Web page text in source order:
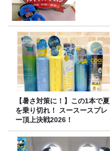
【暑さ対策に！】この1本で夏
を乗り切れ！ スースースプレ
ー頂上決戦2026！